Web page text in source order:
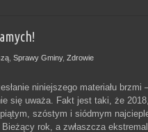
, Sprawy Gminy, Zdrowie
niniejszego materiału
się uważa. Fakt jest taki, że
szóstym i siódmym
rok, a zwłaszcza